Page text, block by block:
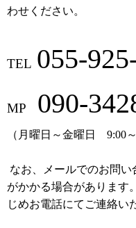
わせください。
TEL 055-
MP 090-
（月曜日～金曜日 9:00～
なお、メールでのお問
がかかる場合があります
じめお電話にてご連絡い